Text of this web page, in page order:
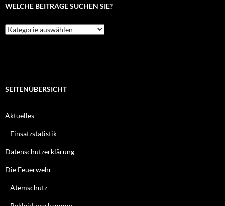
WELCHE BEITRÄGE SUCHEN SIE?
Welche
Beiträge
SEITENÜBERSICHT
Aktuelles
Einsatzstatistik
Datenschutzerklärung
Die Feuerwehr
Atemschutz